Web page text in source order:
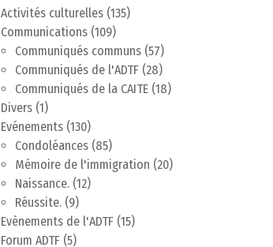
Activités culturelles (135)
Communications (109)
Communiqués communs (57)
Communiqués de l'ADTF (28)
Communiqués de la CAITE (18)
Divers (1)
Evénements (130)
Condoléances (85)
Mémoire de l'immigration (20)
Naissance. (12)
Réussite. (9)
Evènements de l'ADTF (15)
Forum ADTF (5)